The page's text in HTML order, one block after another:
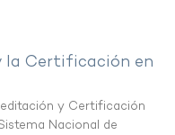
la Certificación en
y Certificación
Nacional de